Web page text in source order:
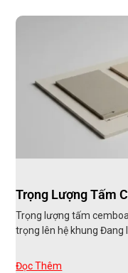
Trọng Lượng Tấm
Trọng lượng tấm
trọng lên hệ khung Đang
Đọc Thêm